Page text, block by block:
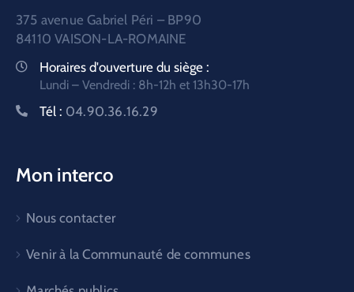
375 avenue Gabriel Péri – BP90
84110 VAISON-LA-ROMAINE
Horaires d'ouverture du siège :
Lundi – Vendredi : 8h-12h et 13h30-17h
Tél : 04.90.36.16.29
Mon interco
Nous contacter
Venir à la Communauté de communes